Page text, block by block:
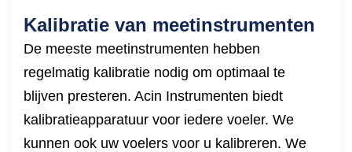
Kalibratie van meetinstrumenten
De meeste meetinstrumenten hebben
regelmatig kalibratie nodig om optimaal te
blijven presteren. Acin Instrumenten biedt
kalibratieapparatuur voor iedere voeler. We
kunnen ook uw voelers voor u kalibreren. We